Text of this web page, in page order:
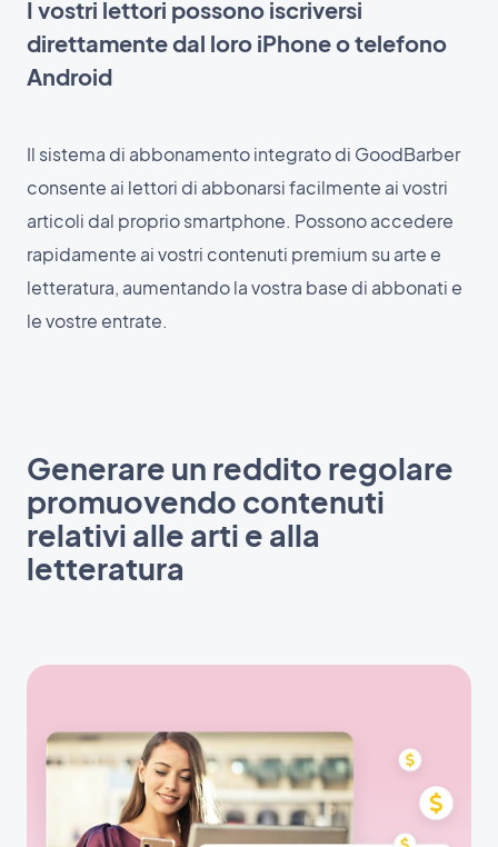
I vostri lettori possono iscriversi
direttamente dal loro iPhone o telefono
Android
Il sistema di abbonamento integrato di GoodBarber
consente ai lettori di abbonarsi facilmente ai vostri
articoli dal proprio smartphone. Possono accedere
rapidamente ai vostri contenuti premium su arte e
letteratura, aumentando la vostra base di abbonati e
le vostre entrate.
Generare un reddito regolare
promuovendo contenuti
relativi alle arti e alla
letteratura